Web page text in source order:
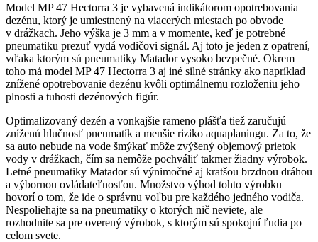
Model MP 47 Hectorra 3 je vybavená indikátorom opotrebovania
dezénu, ktorý je umiestnený na viacerých miestach po obvode
v drážkach. Jeho výška je 3 mm a v momente, keď je potrebné
pneumatiku prezuť vydá vodičovi signál. Aj toto je jeden z opatrení,
vďaka ktorým sú pneumatiky Matador vysoko bezpečné. Okrem
toho má model MP 47 Hectorra 3 aj iné silné stránky ako napríklad
znížené opotrebovanie dezénu kvôli optimálnemu rozloženiu jeho
plnosti a tuhosti dezénových figúr.
Optimalizovaný dezén a vonkajšie rameno plášťa tiež zaručujú
zníženú hlučnosť pneumatík a menšie riziko aquaplaningu. Za to, že
sa auto nebude na vode šmýkať môže zvýšený objemový prietok
vody v drážkach, čím sa nemôže pochváliť takmer žiadny výrobok.
Letné pneumatiky Matador sú výnimočné aj kratšou brzdnou dráhou
a výbornou ovládateľnosťou. Množstvo výhod tohto výrobku
hovorí o tom, že ide o správnu voľbu pre každého jedného vodiča.
Nespoliehajte sa na pneumatiky o ktorých nič neviete, ale
rozhodnite sa pre overený výrobok, s ktorým sú spokojní ľudia po
celom svete.